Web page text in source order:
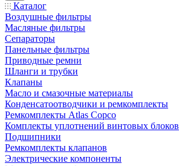
Каталог
Воздушные фильтры
Масляные фильтры
Сепараторы
Панельные фильтры
Приводные ремни
Шланги и трубки
Клапаны
Масло и смазочные материалы
Конденсатоотводчики и ремкомплекты
Ремкомплекты Atlas Copco
Комплекты уплотнений винтовых блоков
Подшипники
Ремкомплекты клапанов
Электрические компоненты